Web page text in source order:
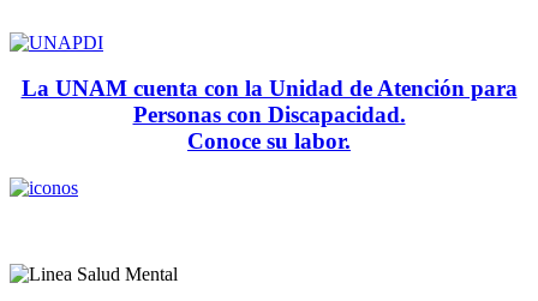
La UNAM cuenta con la Unidad de Atención para
Personas con Discapacidad.
Conoce su labor.